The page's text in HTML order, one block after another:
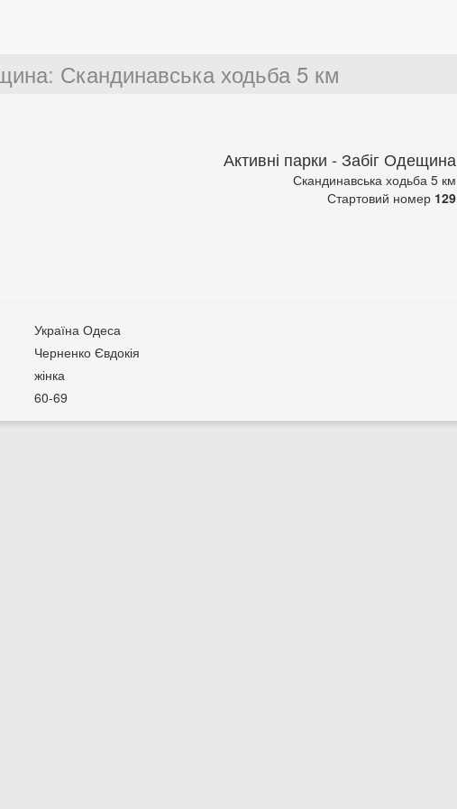
: Скандинавська ходьба 5 км
Активні парки - Забіг Одещина
Скандинавська ходьба 5 км
Стартовий номер 129
Україна Одеса
Черненко Євдокія
жінка
60-69